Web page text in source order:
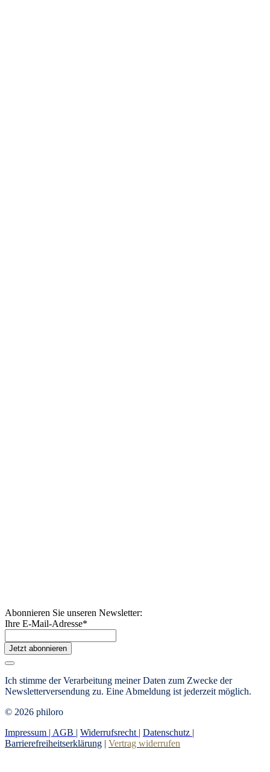
Abonnieren Sie unseren Newsletter:
Ihre E-Mail-Adresse*
Jetzt abonnieren
Ich stimme der Verarbeitung meiner Daten zum Zwecke der
Newsletterversendung zu. Eine Abmeldung ist jederzeit möglich.
© 2026 philoro
Impressum | AGB | Widerrufsrecht | Datenschutz |
Barrierefreiheitserklärung | Vertrag widerrufen